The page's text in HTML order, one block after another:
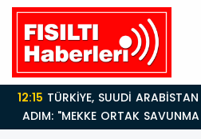
12:15
ADIM: "MEKKE ORTAK